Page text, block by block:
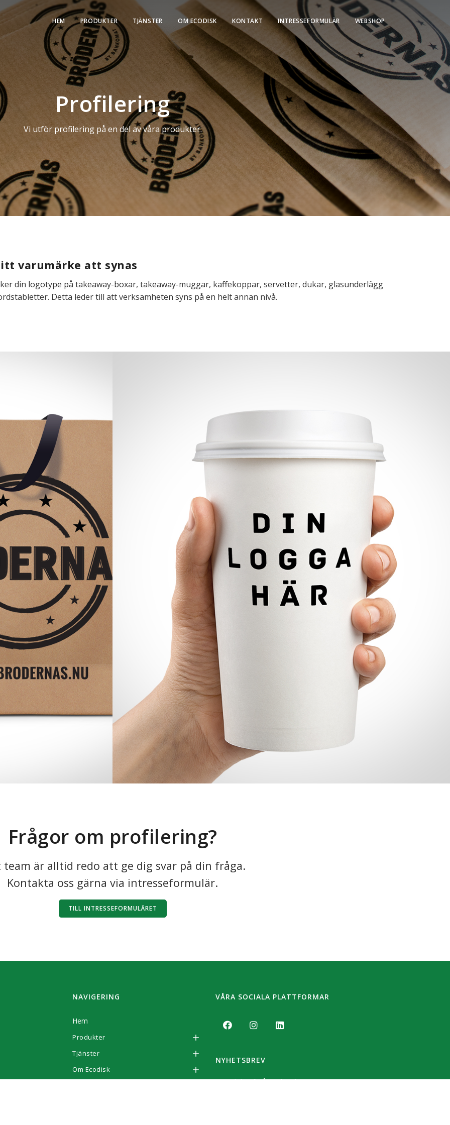
HEM PRODUKTER TJÄNSTER OM ECODISK KONTAKT INTRESSEFORMULÄR WEBSHOP
Profilering
Vi utför profilering på en del av våra produkter.
varumärke att synas
din logotype på takeaway-boxar, takeaway-muggar, kaffekoppar, servetter, dukar, glasunderlägg
Detta leder till att verksamheten syns på en helt annan nivå.
Frågor om profilering?
team är alltid redo att ge dig svar på din fråga.
Kontakta oss gärna via intresseformulär.
TILL INTRESSEFORMULÄRET
NAVIGERING
Hem
Produkter
Tjänster
Om Ecodisk
VÅRA SOCIALA PLATTFORMAR
NYHETSBREV
Anmäl dig till vårt nyhetsbrev.